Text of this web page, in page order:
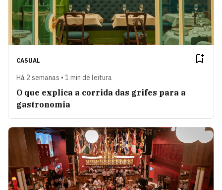
CASUAL
Há 2 semanas • 1 min de leitura
O que explica a corrida das grifes para a
gastronomia